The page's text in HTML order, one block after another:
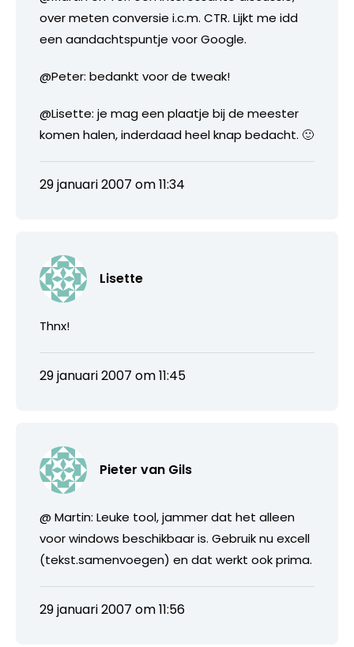
over meten conversie i.c.m. CTR. Lijkt me idd
een aandachtspuntje voor Google.
@Peter: bedankt voor de tweak!
@Lisette: je mag een plaatje bij de meester
komen halen, inderdaad heel knap bedacht. 🙂
29 januari 2007 om 11:34
Lisette
Thnx!
29 januari 2007 om 11:45
Pieter van Gils
@ Martin: Leuke tool, jammer dat het alleen
voor windows beschikbaar is. Gebruik nu excell
(tekst.samenvoegen) en dat werkt ook prima.
29 januari 2007 om 11:56